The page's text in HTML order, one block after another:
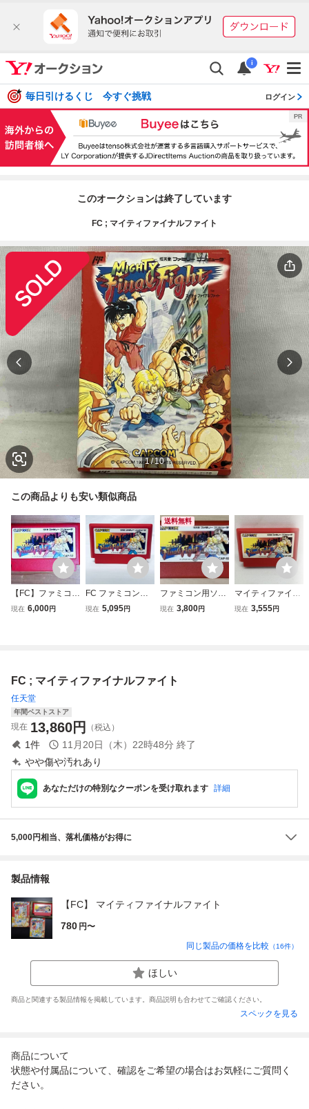
i
毎日引けるくじ 今すぐ挑戦 ログイン
このオークションは終了しています
FC ; マイティファイナルファイト
1/ 10
この商品よりも安い類似商品
【FC】ファミコ
ン マイティファ
現在 6,000円
FC ファミコンソ
フト マイティファ
現在 5,095円
送料無料
ファミコン用ソフ
ト マイティファイ
現在 3,800円
マイティファイナ
ルファイト FC フ
現在 3,555円
FC ; マイティファイナルファイト
任天堂
年間ベストストア
現在 13,860円 （税込）
1件 11月20日（木）22時48分 終了
やや傷や汚れあり
あなただけの特別なクーポンを受け取れます 詳細
5,000円相当、落札価格がお得に
製品情報
【FC】 マイティファイナルファイト
780 円〜
同じ製品の価格を比較 （16件）
ほしい
商品と関連する製品情報を掲載しています。商品説明も合わせてご確認ください。
スペックを見る
商品について
状態や付属品について、確認をご希望の場合はお気軽にご質問く
ださい。